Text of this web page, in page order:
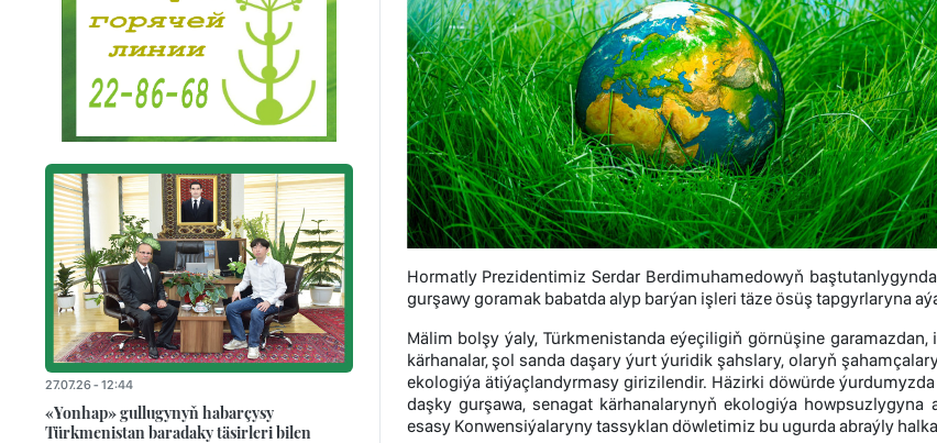
Hormatly Prezidentimiz Serdar Berdimuhamedowyň
gurşawy goramak babatda alyp barýan işleri täze ösüş tapgyrlaryna
Mälim bolşy ýaly, Türkmenistanda eýeçiligiň görnüşine
kärhanalar, şol sanda daşary ýurt ýuridik şahslary, olaryň
ekologiýa ätiýaçlandyrmasy girizilendir. Häzirki döwürde
daşky gurşawa, senagat kärhanalarynyň ekologiýa
esasy Konwensiýalaryny tassyklan döwletimiz bu ugurda abraýly
27.07.26 - 12:44
«Yonhap» gullugynyň habarçysy
Türkmenistan baradaky täsirleri bilen